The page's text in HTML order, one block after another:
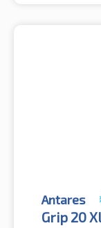
Antares
Grip 20